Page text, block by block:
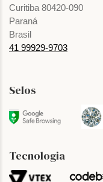
Curitiba 80420-090
Paraná
Brasil
41 99929-9703
Selos
Tecnologia